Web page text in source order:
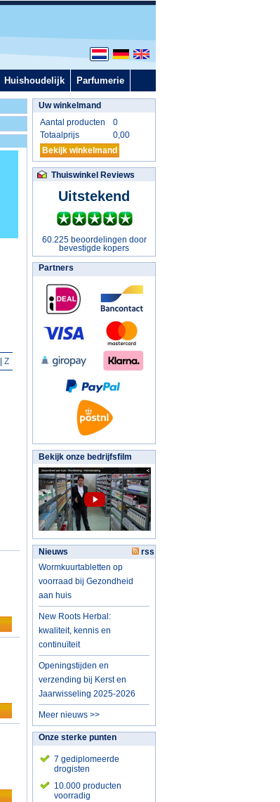
Huishoudelijk Parfumerie
Z
Uw winkelmand
Aantal producten
0
Totaalprijs
0,00
Bekijk winkelmand
Thuiswinkel Reviews
Uitstekend
60.225 beoordelingen door
bevestigde kopers
Partners
Bekijk onze bedrijfsfilm
Nieuws
rss
Wormkuurtabletten op
voorraad bij Gezondheid
aan huis
New Roots Herbal:
kwaliteit, kennis en
continuïteit
Openingstijden en
verzending bij Kerst en
Jaarwisseling 2025-2026
Meer nieuws >>
Onze sterke punten
7 gediplomeerde
drogisten
10.000 producten
voorradig